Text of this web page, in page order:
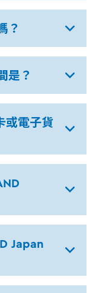
？
是？
或電子貨
Japan